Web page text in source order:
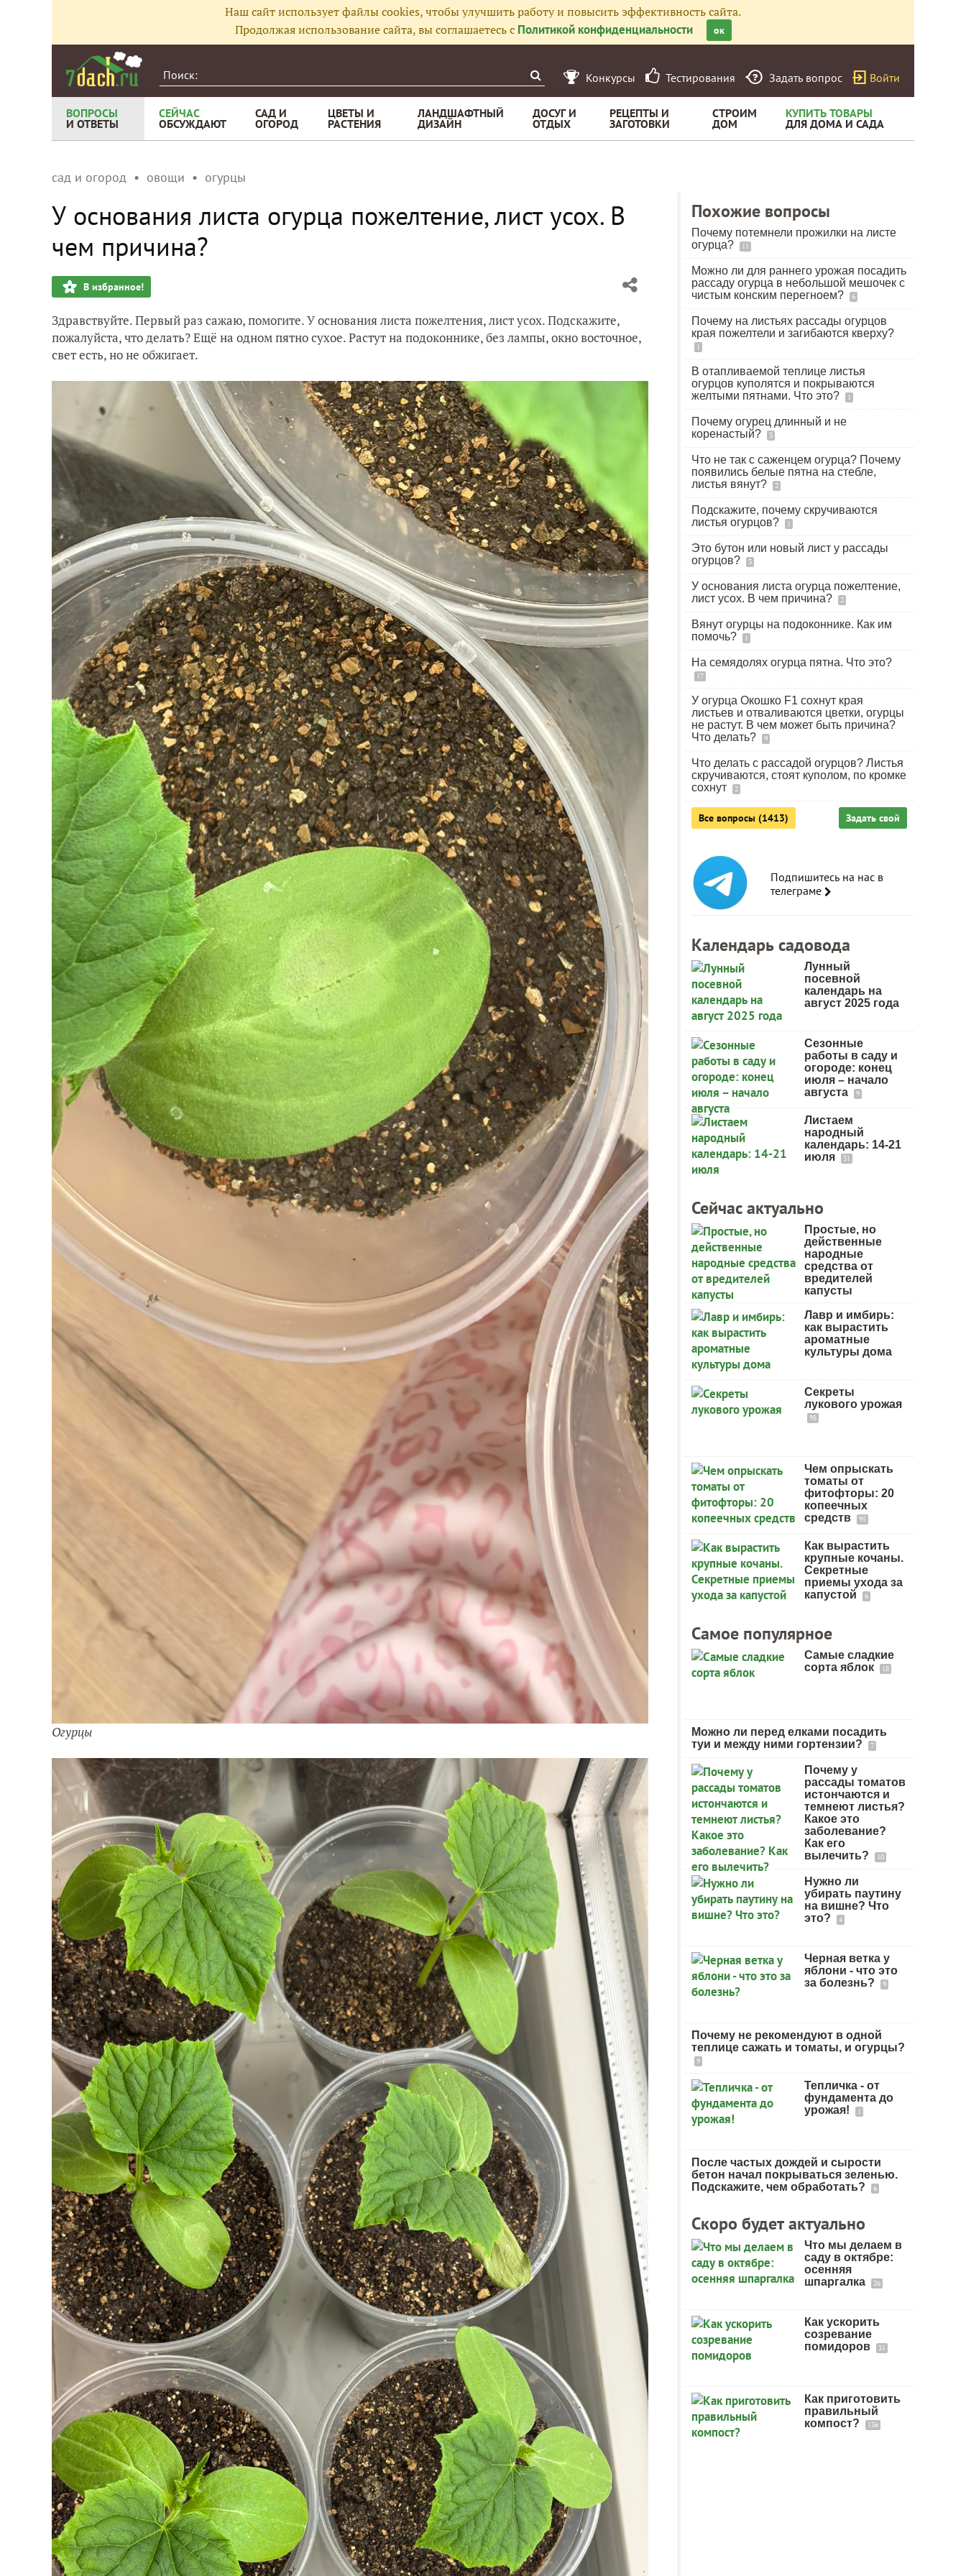
Наш сайт использует файлы cookies, чтобы улучшить работу и повысить эффективность сайта.
Продолжая использование сайта, вы соглашаетесь с Политикой конфиденциальности ок
Конкурсы Тестирования Задать вопрос Войти
ВОПРОСЫ
И ОТВЕТЫ
СЕЙЧАС
ОБСУЖДАЮТ
САД И
ОГОРОД
ЦВЕТЫ И
РАСТЕНИЯ
ЛАНДШАФТНЫЙ
ДИЗАЙН
ДОСУГ И
ОТДЫХ
РЕЦЕПТЫ И
ЗАГОТОВКИ
СТРОИМ
ДОМ
КУПИТЬ ТОВАРЫ
ДЛЯ ДОМА И САДА
сад и огород овощи огурцы
У основания листа огурца пожелтение, лист усох. В
чем причина?
В избранное!
Здравствуйте. Первый раз сажаю, помогите. У основания листа пожелтения, лист усох. Подскажите,
пожалуйста, что делать? Ещё на одном пятно сухое. Растут на подоконнике, без лампы, окно восточное,
свет есть, но не обжигает.
Огурцы
Похожие вопросы
Почему потемнели прожилки на листе
огурца?
11
Можно ли для раннего урожая посадить
рассаду огурца в небольшой мешочек с
чистым конским перегноем?
6
Почему на листьях рассады огурцов
края пожелтели и загибаются кверху?
1
В отапливаемой теплице листья
огурцов куполятся и покрываются
желтыми пятнами. Что это?
1
Почему огурец длинный и не
коренастый?
3
Что не так с саженцем огурца? Почему
появились белые пятна на стебле,
листья вянут?
2
Подскажите, почему скручиваются
листья огурцов?
1
Это бутон или новый лист у рассады
огурцов?
3
У основания листа огурца пожелтение,
лист усох. В чем причина?
2
Вянут огурцы на подоконнике. Как им
помочь?
1
На семядолях огурца пятна. Что это?
17
У огурца Окошко F1 сохнут края
листьев и отваливаются цветки, огурцы
не растут. В чем может быть причина?
Что делать?
9
Что делать с рассадой огурцов? Листья
скручиваются, стоят куполом, по кромке
сохнут
2
Все вопросы (1413) Задать свой
Подпишитесь на нас в
телеграме
Календарь садовода
Лунный
посевной
календарь на
август 2025 года
Сезонные
работы в саду и
огороде: конец
июля – начало
августа
9
Листаем
народный
календарь: 14-21
июля
31
Сейчас актуально
Простые, но
действенные
народные
средства от
вредителей
капусты
Лавр и имбирь:
как вырастить
ароматные
культуры дома
Секреты
лукового урожая
98
Чем опрыскать
томаты от
фитофторы: 20
копеечных
средств
95
Как вырастить
крупные кочаны.
Секретные
приемы ухода за
капустой
6
Самое популярное
Самые сладкие
сорта яблок
18
Можно ли перед елками посадить
туи и между ними гортензии?
7
Почему у
рассады томатов
истончаются и
темнеют листья?
Какое это
заболевание?
Как его
вылечить?
10
Нужно ли
убирать паутину
на вишне? Что
это?
4
Черная ветка у
яблони - что это
за болезнь?
9
Почему не рекомендуют в одной
теплице сажать и томаты, и огурцы?
9
Тепличка - от
фундамента до
урожая!
1
После частых дождей и сырости
бетон начал покрываться зеленью.
Подскажите, чем обработать?
6
Скоро будет актуально
Что мы делаем в
саду в октябре:
осенняя
шпаргалка
26
Как ускорить
созревание
помидоров
31
Как приготовить
правильный
компост?
136